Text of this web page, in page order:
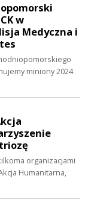
w
Medyczna i
miniony 2024
organizacjami
Humanitarna,